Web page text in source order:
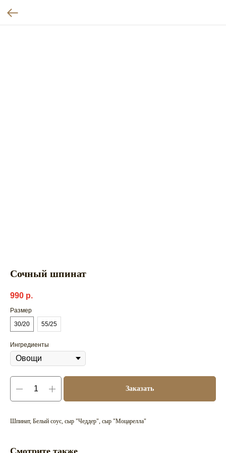
Сочный шпинат
990 р.
Размер
30/20
55/25
Ингредиенты
Заказать
Шпинат, Белый соус, сыр "Чеддер", сыр "Моцарелла"